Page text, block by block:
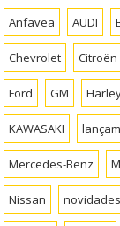
Anfavea AUDI
Chevrolet Citroën
Ford GM
KAWASAKI
Mercedes-Benz
Nissan novidades